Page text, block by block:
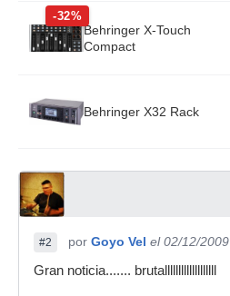
-32%
Behringer X-Touch
Compact
Behringer X32 Rack
#2 por Goyo Vel el 02/12/2009
Gran noticia....... brutalllllllllllllllllll